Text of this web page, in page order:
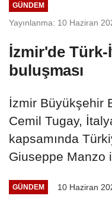
GÜNDEM
Yayınlanma: 10 Haziran
İzmir'de
buluşması
İzmir Büyükşehir
Cemil Tugay,
kapsamında
Giuseppe Manzo
GÜNDEM 10 Haziran